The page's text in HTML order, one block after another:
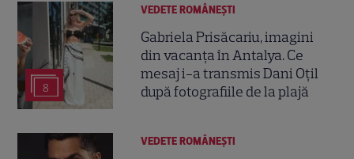
8
VEDETE ROMÂNEŞTI
Gabriela Prisăcariu, imagini
din vacanța în Antalya. Ce
mesaj i-a transmis Dani Oțil
după fotografiile de la plajă
VEDETE ROMÂNEŞTI